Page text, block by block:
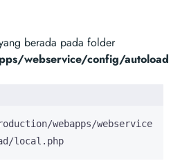
berada pada folder
webservice/config/autoload
local.php